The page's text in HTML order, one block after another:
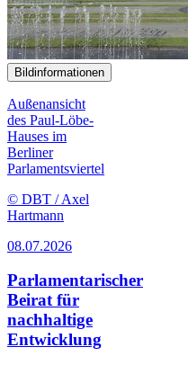
Bildinformationen
Außenansicht
des Paul-Löbe-
Hauses im
Berliner
Parlamentsviertel
© DBT / Axel
Hartmann
08.07.2026
Parlamentarischer
Beirat für
nachhaltige
Entwicklung